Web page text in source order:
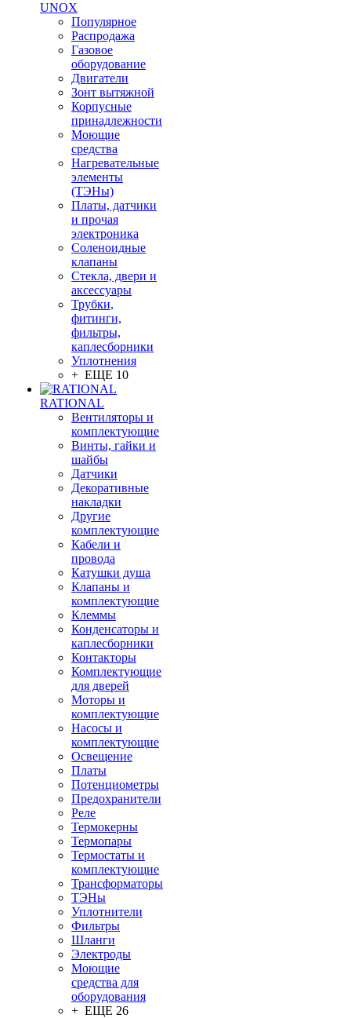
UNOX
Популярное
Распродажа
Газовое
оборудование
Двигатели
Зонт вытяжной
Корпусные
принадлежности
Моющие
средства
Нагревательные
элементы
(ТЭНы)
Платы, датчики
и прочая
электроника
Соленоидные
клапаны
Стекла, двери и
аксессуары
Трубки,
фитинги,
фильтры,
каплесборники
Уплотнения
+ ЕЩЕ 10
RATIONAL
Вентиляторы и
комплектующие
Винты, гайки и
шайбы
Датчики
Декоративные
накладки
Другие
комплектующие
Кабели и
провода
Катушки душа
Клапаны и
комплектующие
Клеммы
Конденсаторы и
каплесборники
Контакторы
Комплектующие
для дверей
Моторы и
комплектующие
Насосы и
комплектующие
Освещение
Платы
Потенциометры
Предохранители
Реле
Термокерны
Термопары
Термостаты и
комплектующие
Трансформаторы
ТЭНы
Уплотнители
Фильтры
Шланги
Электроды
Моющие
средства для
оборудования
+ ЕЩЕ 26